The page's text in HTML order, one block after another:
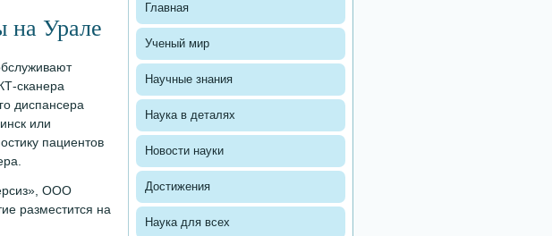
на Урале
сканера
диспансера
или
пациентов
ООО
разместится на
Главная
Ученый мир
Научные знания
Наука в деталях
Новости науки
Достижения
Наука для всех